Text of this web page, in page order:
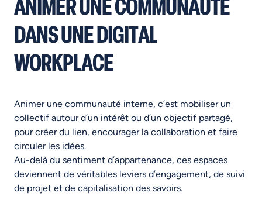
ANIMER UNE COMMUNAUTÉ
DANS UNE DIGITAL
WORKPLACE
Animer une communauté interne, c’est mobiliser un
collectif autour d’un intérêt ou d’un objectif partagé,
pour créer du lien, encourager la collaboration et faire
circuler les idées.
Au-delà du sentiment d’appartenance, ces espaces
deviennent de véritables leviers d’engagement, de suivi
de projet et de capitalisation des savoirs.